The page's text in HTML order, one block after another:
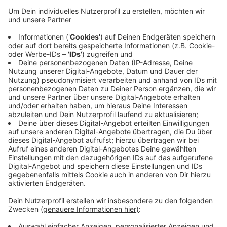
verhindern. Dazu möchte Plath die Menschen
wohnen, arbeiten und feiern. Außerdem gibt es alle
zwei Wochen Gespräche mit der Stadt. Und er
wolle sich auch mit anderen Städten austauschen.
Plath hat seinen Job am 1. November angefangen.
Der erste Nachtbürgermeister im Luisenviertel
war wegen seiner Nähe zur Autonomen Szene nur
drei Tage im Amt.
Veröffentlicht:Donnerstag, 09.11.2023 06:50
Anzeige